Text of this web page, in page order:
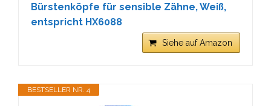
Bürstenköpfe für sensible Zähne, Weiß,
entspricht HX6088
Siehe auf Amazon
BESTSELLER NR. 4